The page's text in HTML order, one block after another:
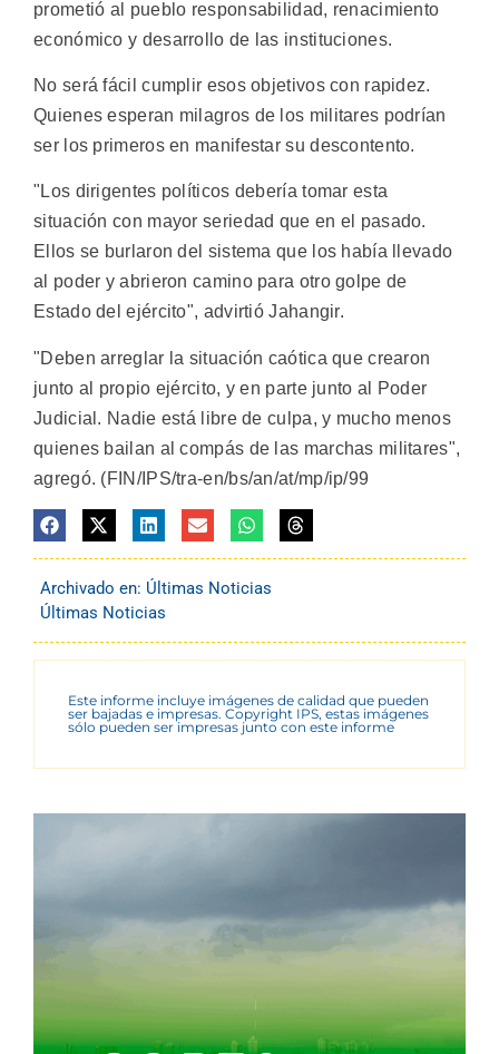
prometió al pueblo responsabilidad, renacimiento
económico y desarrollo de las instituciones.
No será fácil cumplir esos objetivos con rapidez.
Quienes esperan milagros de los militares podrían
ser los primeros en manifestar su descontento.
"Los dirigentes políticos debería tomar esta
situación con mayor seriedad que en el pasado.
Ellos se burlaron del sistema que los había llevado
al poder y abrieron camino para otro golpe de
Estado del ejército", advirtió Jahangir.
"Deben arreglar la situación caótica que crearon
junto al propio ejército, y en parte junto al Poder
Judicial. Nadie está libre de culpa, y mucho menos
quienes bailan al compás de las marchas militares",
agregó. (FIN/IPS/tra-en/bs/an/at/mp/ip/99
Archivado en: Últimas Noticias
Últimas Noticias
Este informe incluye imágenes de calidad que pueden
ser bajadas e impresas. Copyright IPS, estas imágenes
sólo pueden ser impresas junto con este informe